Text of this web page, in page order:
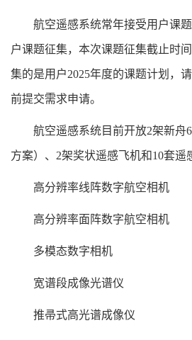
航空遥感系统常年接受用户课
户课题征集，本次课题征集截止时
集的是用户2025年度的课题计划，
前提交需求申请。
航空遥感系统目前开放2架新舟
方案）、 2架奖状遥感飞机和10套遥
高分辨率线阵数字航空相机
高分辨率面阵数字航空相机
多模态数字相机
宽谱段成像光谱仪
推帚式高光谱成像仪